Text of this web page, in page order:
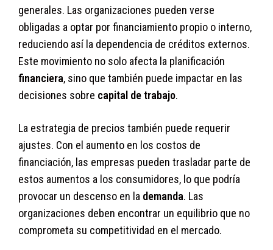
generales. Las organizaciones pueden verse
obligadas a optar por financiamiento propio o interno,
reduciendo así la dependencia de créditos externos.
Este movimiento no solo afecta la planificación
financiera, sino que también puede impactar en las
decisiones sobre capital de trabajo.
La estrategia de precios también puede requerir
ajustes. Con el aumento en los costos de
financiación, las empresas pueden trasladar parte de
estos aumentos a los consumidores, lo que podría
provocar un descenso en la demanda. Las
organizaciones deben encontrar un equilibrio que no
comprometa su competitividad en el mercado.